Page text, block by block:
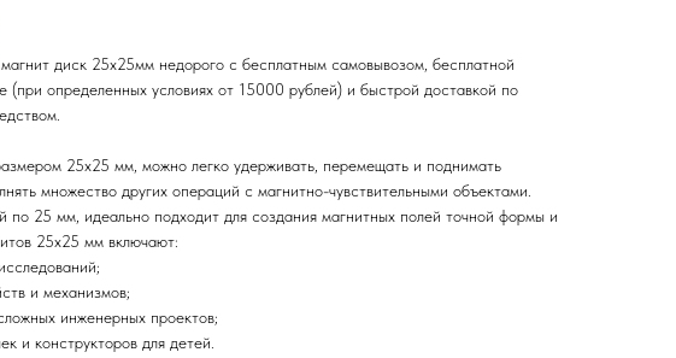
диск 25х25мм недорого с бесплатным самовывозом, бесплатной
(при определенных условиях от 15000 рублей) и быстрой доставкой по
25х25 мм, можно легко удерживать, перемещать и поднимать
множество других операций с магнитно-чувствительными объектами.
25 мм, идеально подходит для создания магнитных полей точной формы и
25х25 мм включают:
и механизмов;
инженерных проектов;
и конструкторов для детей.